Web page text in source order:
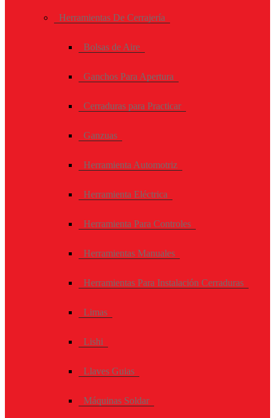
Herramientas De Cerrajería
Bolsas de Aire
Ganchos Para Apertura
Cerraduras para Practicar
Ganzuas
Herramienta Automotriz
Herramienta Eléctrica
Herramienta Para Controles
Herramientas Manuales
Herramientas Para Instalación Cerraduras
Limas
Lishi
Llaves Guias
Máquinas Soldar